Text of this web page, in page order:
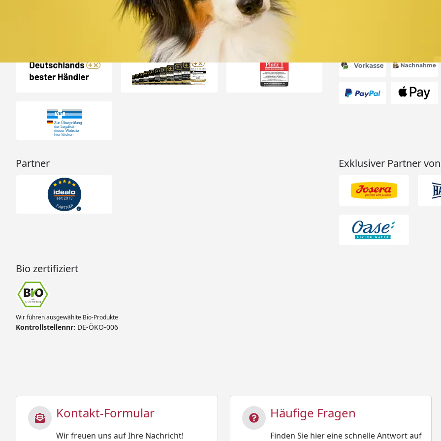
Partner Exklusiver Partner von
Bio zertifiziert
Wir führen ausgewählte Bio-Produkte
Kontrollstellennr: DE-ÖKO-006
Kontakt-Formular
Wir freuen uns auf Ihre Nachricht!
Häufige Fragen
Finden Sie hier eine schnelle Antwort auf